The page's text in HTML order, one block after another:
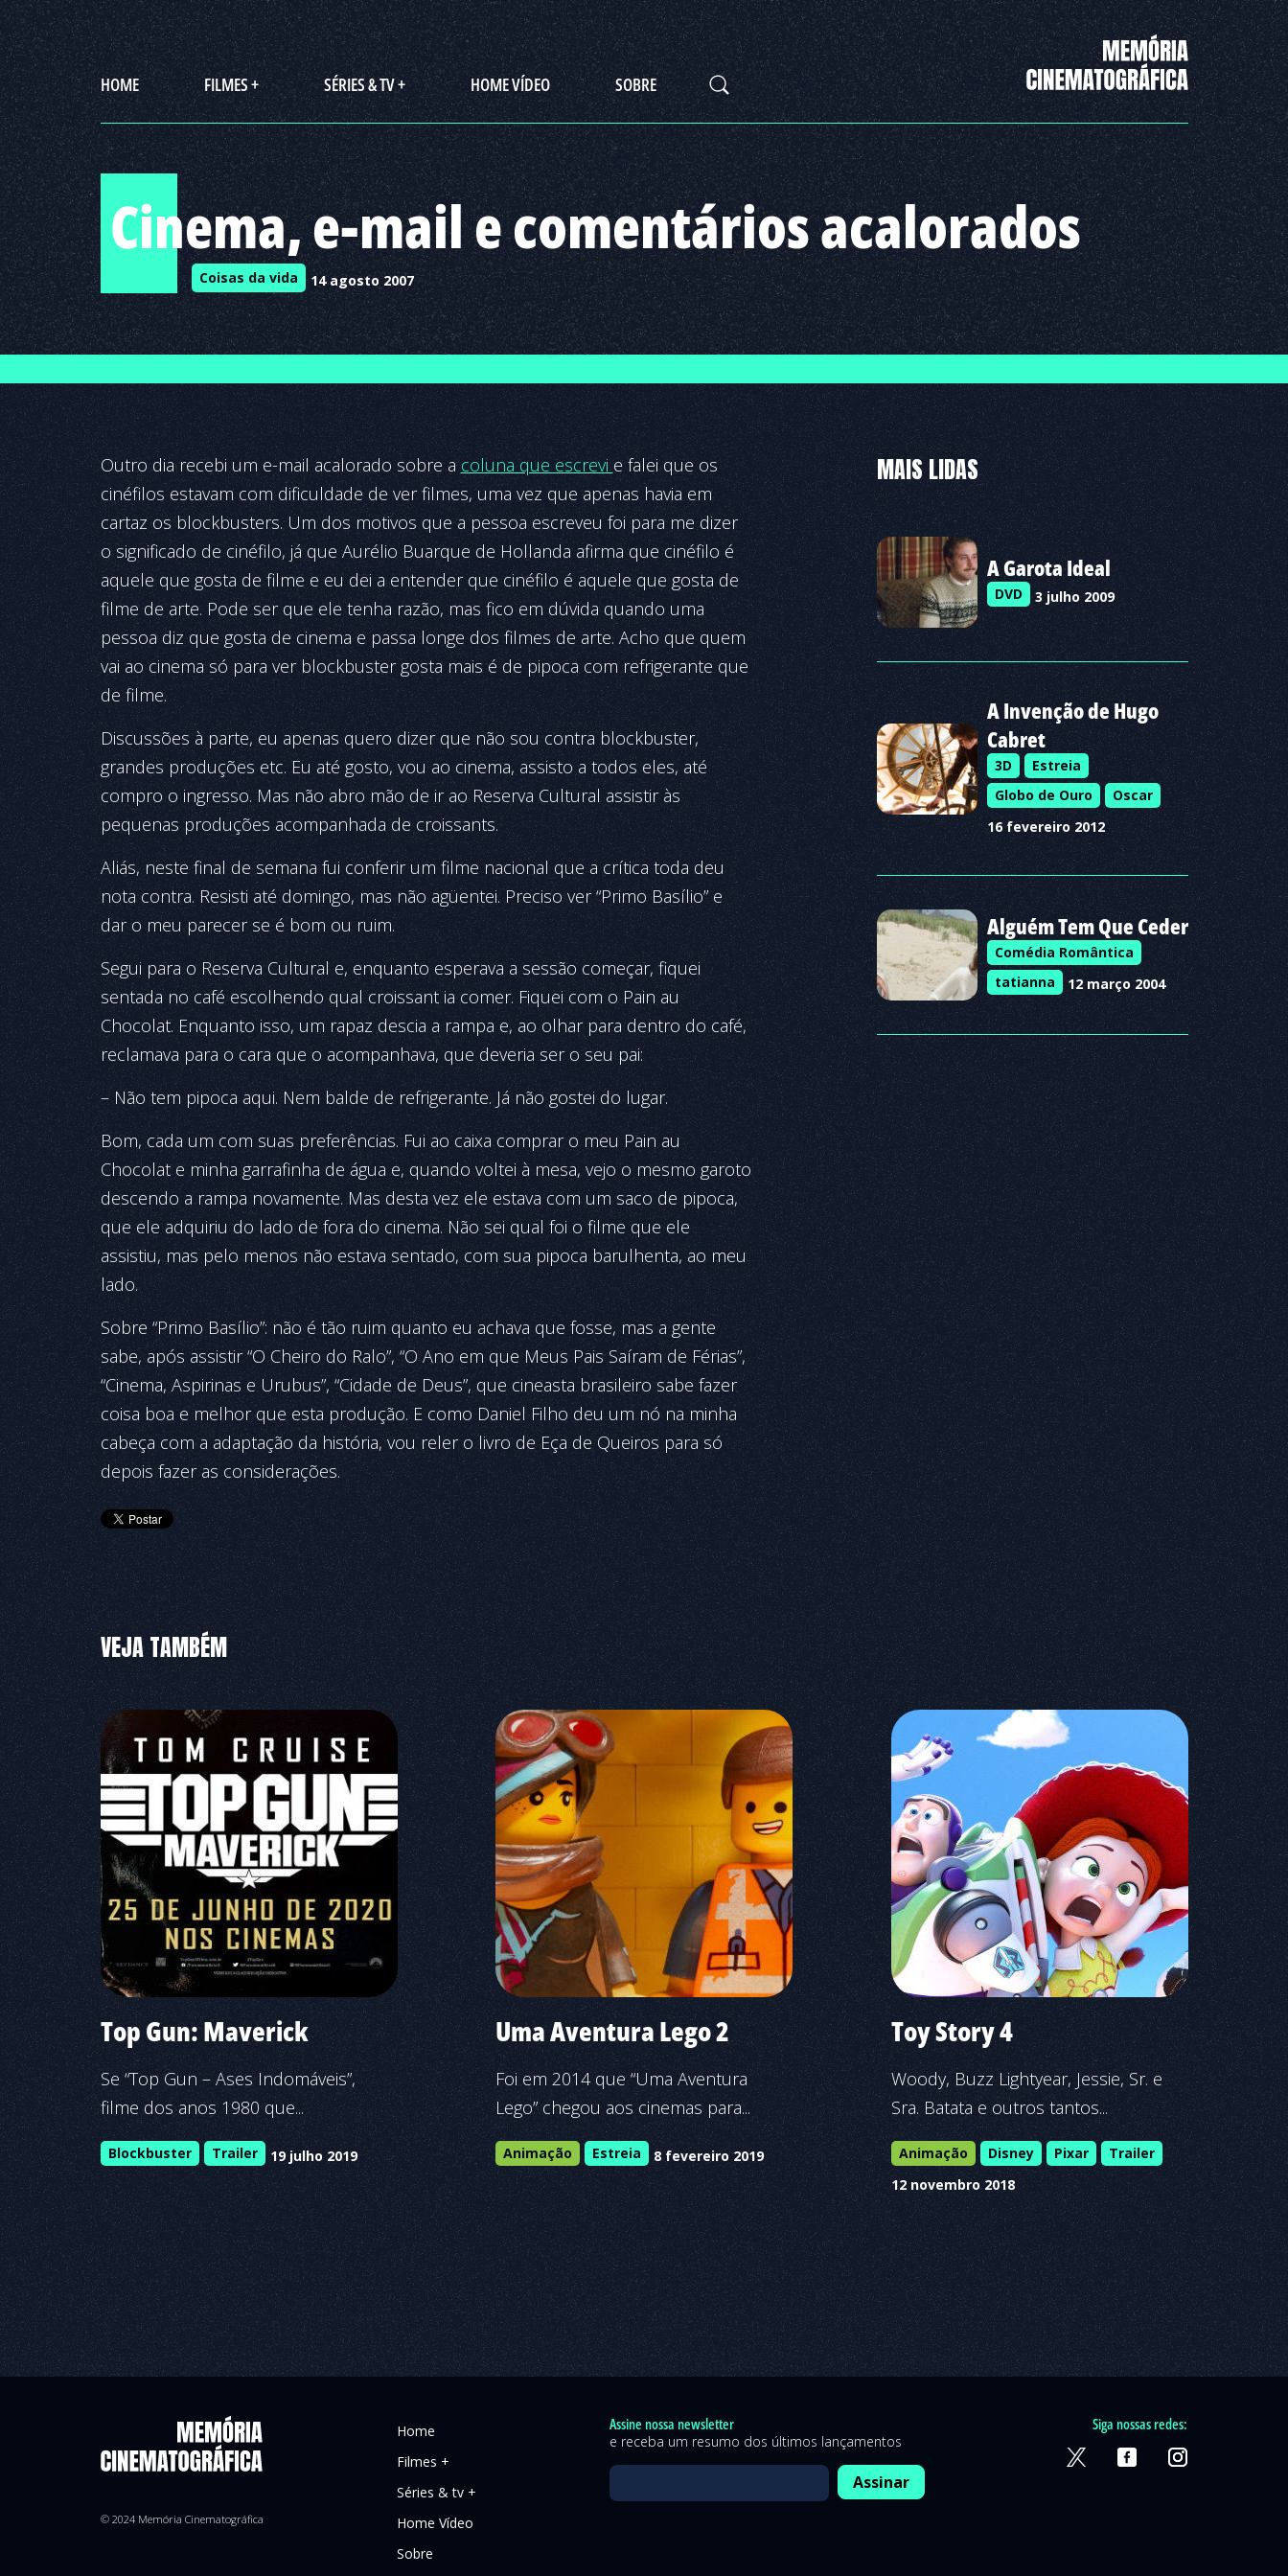
HOME FILMES + SÉRIES & TV + HOME VÍDEO SOBRE
Cinema, e-mail e comentários acalorados
Coisas da vida 14 agosto 2007
Outro dia recebi um e-mail acalorado sobre a coluna que escrevi e falei que os
cinéfilos estavam com dificuldade de ver filmes, uma vez que apenas havia em
cartaz os blockbusters. Um dos motivos que a pessoa escreveu foi para me dizer
o significado de cinéfilo, já que Aurélio Buarque de Hollanda afirma que cinéfilo é
aquele que gosta de filme e eu dei a entender que cinéfilo é aquele que gosta de
filme de arte. Pode ser que ele tenha razão, mas fico em dúvida quando uma
pessoa diz que gosta de cinema e passa longe dos filmes de arte. Acho que quem
vai ao cinema só para ver blockbuster gosta mais é de pipoca com refrigerante que
de filme.
Discussões à parte, eu apenas quero dizer que não sou contra blockbuster,
grandes produções etc. Eu até gosto, vou ao cinema, assisto a todos eles, até
compro o ingresso. Mas não abro mão de ir ao Reserva Cultural assistir às
pequenas produções acompanhada de croissants.
Aliás, neste final de semana fui conferir um filme nacional que a crítica toda deu
nota contra. Resisti até domingo, mas não agüentei. Preciso ver “Primo Basílio” e
dar o meu parecer se é bom ou ruim.
Segui para o Reserva Cultural e, enquanto esperava a sessão começar, fiquei
sentada no café escolhendo qual croissant ia comer. Fiquei com o Pain au
Chocolat. Enquanto isso, um rapaz descia a rampa e, ao olhar para dentro do café,
reclamava para o cara que o acompanhava, que deveria ser o seu pai:
– Não tem pipoca aqui. Nem balde de refrigerante. Já não gostei do lugar.
Bom, cada um com suas preferências. Fui ao caixa comprar o meu Pain au
Chocolat e minha garrafinha de água e, quando voltei à mesa, vejo o mesmo garoto
descendo a rampa novamente. Mas desta vez ele estava com um saco de pipoca,
que ele adquiriu do lado de fora do cinema. Não sei qual foi o filme que ele
assistiu, mas pelo menos não estava sentado, com sua pipoca barulhenta, ao meu
lado.
Sobre “Primo Basílio”: não é tão ruim quanto eu achava que fosse, mas a gente
sabe, após assistir “O Cheiro do Ralo”, “O Ano em que Meus Pais Saíram de Férias”,
“Cinema, Aspirinas e Urubus”, “Cidade de Deus”, que cineasta brasileiro sabe fazer
coisa boa e melhor que esta produção. E como Daniel Filho deu um nó na minha
cabeça com a adaptação da história, vou reler o livro de Eça de Queiros para só
depois fazer as considerações.
MAIS LIDAS
A Garota Ideal
DVD 3 julho 2009
A Invenção de Hugo
Cabret
3D
Estreia
Globo de Ouro
Oscar
16 fevereiro 2012
Alguém Tem Que Ceder
Comédia Romântica
tatianna
12 março 2004
VEJA TAMBÉM
Top Gun: Maverick
Se “Top Gun – Ases Indomáveis”,
filme dos anos 1980 que...
Blockbuster Trailer 19 julho 2019
Uma Aventura Lego 2
Foi em 2014 que “Uma Aventura
Lego” chegou aos cinemas para...
Animação Estreia 8 fevereiro 2019
Toy Story 4
Woody, Buzz Lightyear, Jessie, Sr. e
Sra. Batata e outros tantos...
Animação Disney Pixar
Trailer
12 novembro 2018
© 2024 Memória Cinematográfica
Home
Filmes +
Séries & tv +
Home Vídeo
Sobre
Assine nossa newsletter
e receba um resumo dos últimos lançamentos
Siga nossas redes: